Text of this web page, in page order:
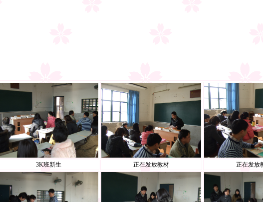
3K班新生 正在发放教材 正在发放